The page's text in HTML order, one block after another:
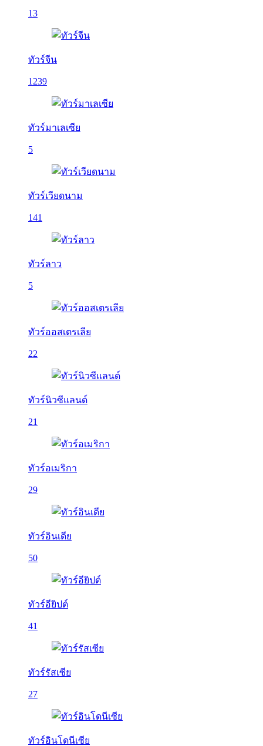
13
ทัวร์จีน
1239
ทัวร์มาเลเซีย
5
ทัวร์เวียดนาม
141
ทัวร์ลาว
5
ทัวร์ออสเตรเลีย
22
ทัวร์นิวซีแลนด์
21
ทัวร์อเมริกา
29
ทัวร์อินเดีย
50
ทัวร์อียิปต์
41
ทัวร์รัสเซีย
27
ทัวร์อินโดนีเซีย